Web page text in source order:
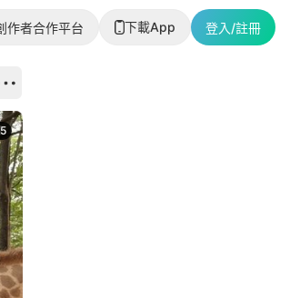
作者合作平台 下載App 登入/註冊
5